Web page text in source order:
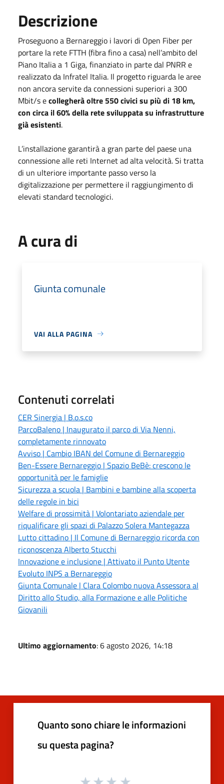
Descrizione
Proseguono a Bernareggio i lavori di Open Fiber per
portare la rete FTTH (fibra fino a casa) nell’ambito del
Piano Italia a 1 Giga, finanziato in parte dal PNRR e
realizzato da Infratel Italia. Il progetto riguarda le aree
non ancora servite da connessioni superiori a 300
Mbit/s ecollegherà oltre 550 civici su più di 18 km,
con circa il 60% della rete sviluppata su infrastrutture
già esistenti.
L’installazione garantirà a gran parte del paese una
connessione alle reti Internet ad alta velocità. Si tratta
di un ulteriore importante passo verso la
digitalizzazione per permettere il raggiungimento di
elevati standard tecnologici.
A cura di
Giunta comunale
VAI ALLA PAGINA
Contenuti correlati
CER Sinergia | B.o.s.co
ParcoBaleno | Inaugurato il parco di Via Nenni,
completamente rinnovato
Avviso | Cambio IBAN del Comune di Bernareggio
Ben-Essere Bernareggio | Spazio BeBè: crescono le
opportunità per le famiglie
Sicurezza a scuola | Bambini e bambine alla scoperta
delle regole in bici
Welfare di prossimità | Volontariato aziendale per
riqualificare gli spazi di Palazzo Solera Mantegazza
Lutto cittadino | Il Comune di Bernareggio ricorda con
riconoscenza Alberto Stucchi
Innovazione e inclusione | Attivato il Punto Utente
Evoluto INPS a Bernareggio
Giunta Comunale | Clara Colombo nuova Assessora al
Diritto allo Studio, alla Formazione e alle Politiche
Giovanili
Ultimo aggiornamento: 6 agosto 2026, 14:18
Quanto sono chiare le informazioni
su questa pagina?